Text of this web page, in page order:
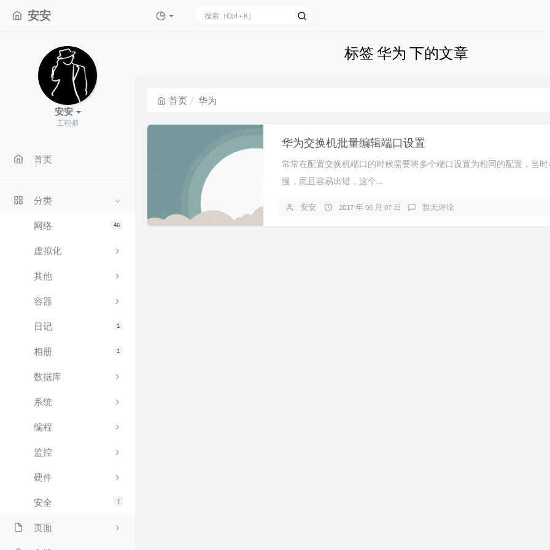
安安
安安
工程师
首页
分类
46
网络
虚拟化
其他
容器
1
日记
1
相册
数据库
系统
编程
监控
硬件
7
安全
页面
标签 华为 下的文章
首页 华为
华为交换机批量编辑端口设置
常常在配置交换机端口的时候需要将多个端口设置为相同的配置，当
慢，而且容易出错，这个...
安安 2017 年 06 月 07 日 暂无评论